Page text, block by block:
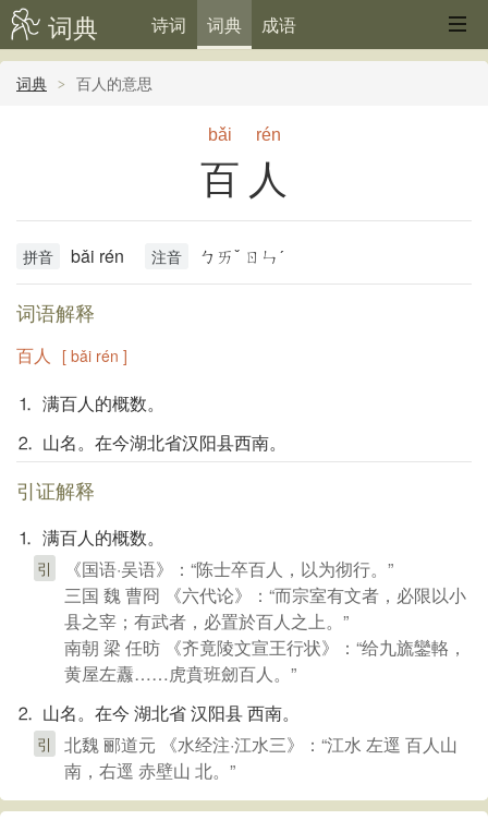
词典 诗词 词典 成语
词典 百人的意思
bǎi rén
百人
拼音 bǎi rén 注音 ㄅㄞˇ ㄖㄣˊ
词语解释
百人 [ bǎi rén ]
⒈ 满百人的概数。
⒉ 山名。在今湖北省汉阳县西南。
引证解释
⒈ 满百人的概数。
引
《国语·吴语》：“陈士卒百人，以为彻行。”
三国 魏 曹冏 《六代论》：“而宗室有文者，必限以小
县之宰；有武者，必置於百人之上。”
南朝 梁 任昉 《齐竟陵文宣王行状》：“给九旒鑾輅，
黄屋左纛……虎賁班劒百人。”
⒉ 山名。在今 湖北省 汉阳县 西南。
引
北魏 郦道元 《水经注·江水三》：“江水 左逕 百人山
南，右逕 赤壁山 北。”